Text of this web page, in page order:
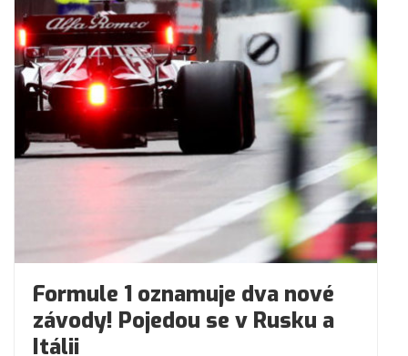
Formule 1 oznamuje dva nové
závody! Pojedou se v Rusku a
Itálii